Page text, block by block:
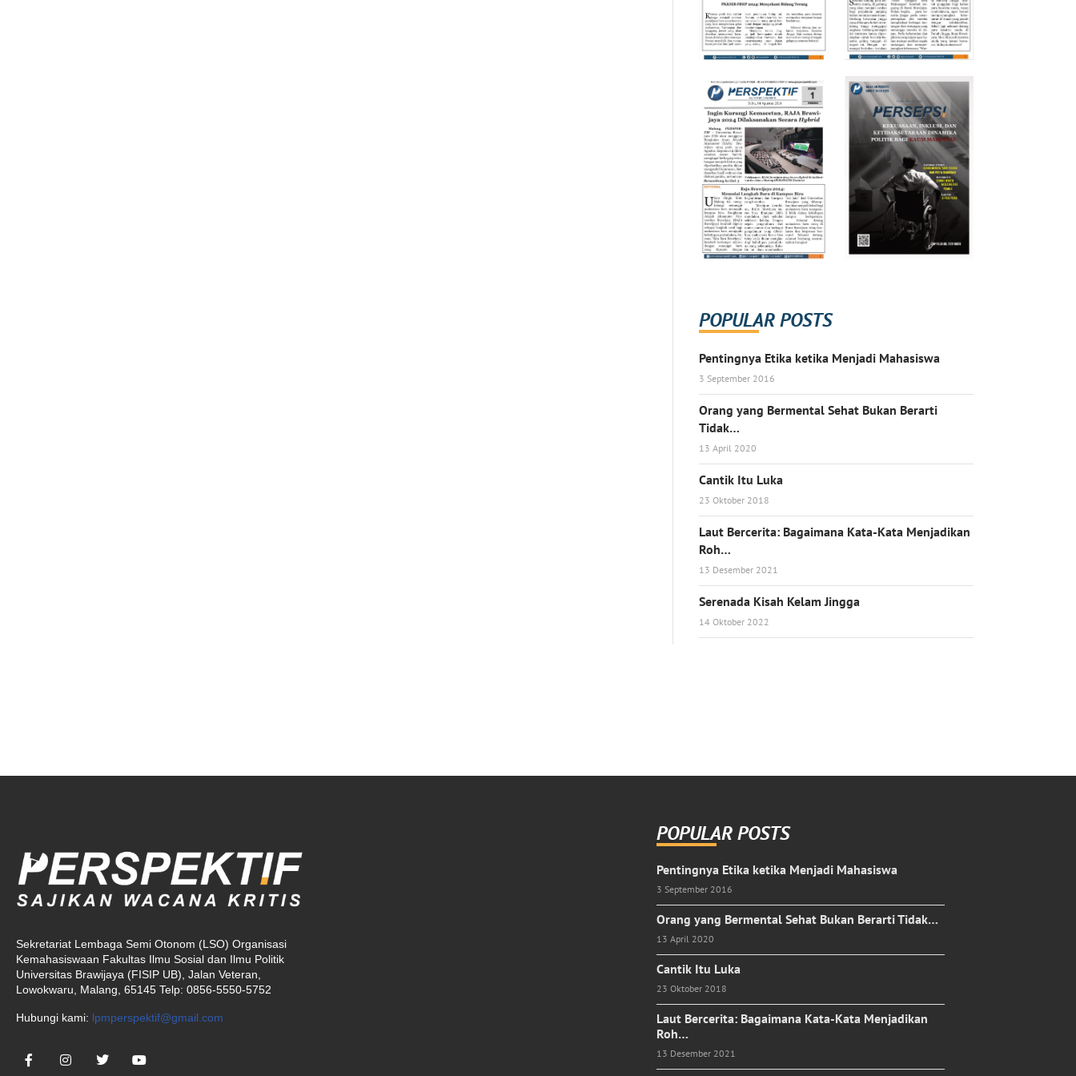
POPULAR POSTS
Pentingnya Etika ketika Menjadi Mahasiswa
3 September 2016
Orang yang Bermental Sehat Bukan Berarti
Tidak…
13 April 2020
Cantik Itu Luka
23 Oktober 2018
Laut Bercerita: Bagaimana Kata-Kata Menjadikan
Roh…
13 Desember 2021
Serenada Kisah Kelam Jingga
14 Oktober 2022
Sekretariat Lembaga Semi Otonom (LSO) Organisasi
Kemahasiswaan Fakultas Ilmu Sosial dan Ilmu Politik
Universitas Brawijaya (FISIP UB), Jalan Veteran,
Lowokwaru, Malang, 65145 Telp: 0856-5550-5752
Hubungi kami: lpmperspektif@gmail.com
POPULAR POSTS
Pentingnya Etika ketika Menjadi Mahasiswa
3 September 2016
Orang yang Bermental Sehat Bukan Berarti Tidak…
13 April 2020
Cantik Itu Luka
23 Oktober 2018
Laut Bercerita: Bagaimana Kata-Kata Menjadikan
Roh…
13 Desember 2021